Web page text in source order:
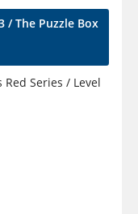
/ The Puzzle Box
Series / Level